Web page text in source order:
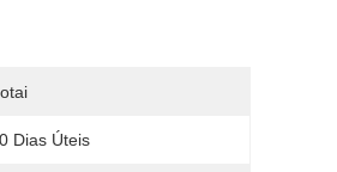
Dias Úteis